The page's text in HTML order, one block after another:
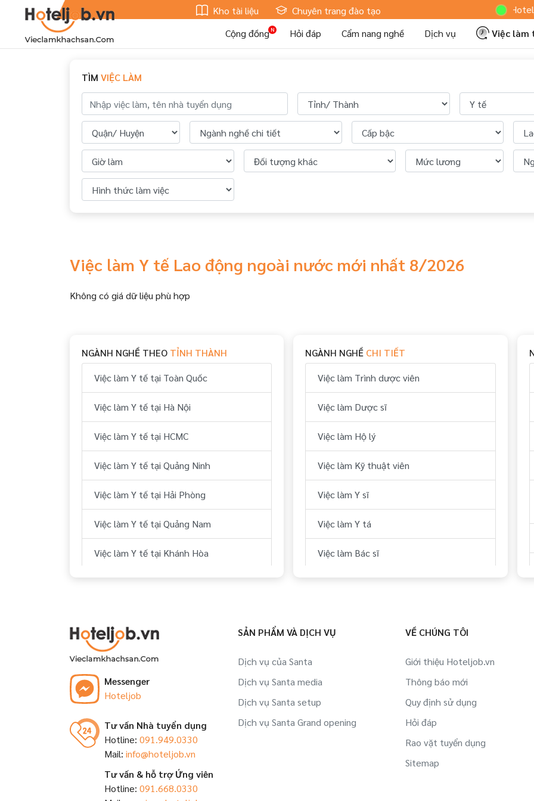
Kho tài liệu Chuyên trang đào tạo
Cộng đồng
Hỏi đáp Cẩm nang nghề Dịch vụ
Việc làm
TÌM VIỆC LÀM
Việc làm Y tế Lao động ngoài nước mới nhất 8/2026
Không có giá dữ liệu phù hợp
NGÀNH NGHỀ THEO TỈNH THÀNH
Việc làm Y tế tại Toàn Quốc
Việc làm Y tế tại Hà Nội
Việc làm Y tế tại HCMC
Việc làm Y tế tại Quảng Ninh
Việc làm Y tế tại Hải Phòng
Việc làm Y tế tại Quảng Nam
Việc làm Y tế tại Khánh Hòa
Việc làm Y tế tại Kiên Giang
Việc làm Y tế tại Gia Lai
Việc làm Y tế tại Long An
NGÀNH NGHỀ CHI TIẾT
Việc làm Trình dược viên
Việc làm Dược sĩ
Việc làm Hộ lý
Việc làm Kỹ thuật viên
Việc làm Y sĩ
Việc làm Y tá
Việc làm Bác sĩ
Messenger
Hoteljob
Tư vấn Nhà tuyển dụng
Hotline: 091.949.0330
Mail: info@hoteljob.vn
Tư vấn & hỗ trợ Ứng viên
Hotline: 091.668.0330
SẢN PHẨM VÀ DỊCH VỤ
Dịch vụ của Santa
Dịch vụ Santa media
Dịch vụ Santa setup
Dịch vụ Santa Grand opening
VỀ CHÚNG TÔI
Giới thiệu Hoteljob.vn
Thông báo mới
Quy định sử dụng
Hỏi đáp
Rao vặt tuyển dụng
Sitemap